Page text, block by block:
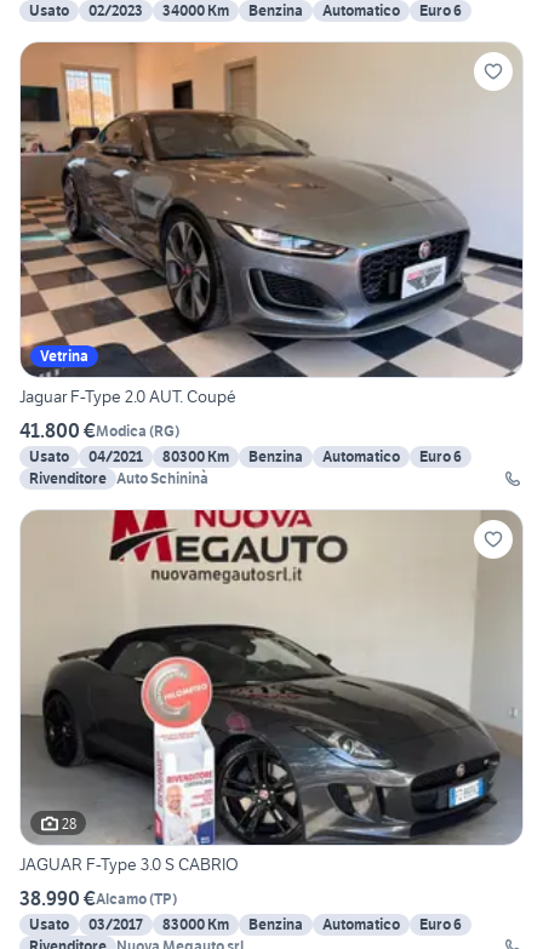
Usato
02/2023 34000 Km Benzina Automatico Euro 6
Vetrina
Jaguar F-Type 2.0 AUT. Coupé
41.800 €Modica (RG)
Usato
04/2021 80300 Km Benzina Automatico
Euro 6
Rivenditore Auto Schininà
28
JAGUAR F-Type 3.0 S CABRIO
38.990 €Alcamo(TP)
Usato
03/2017 83000 Km Benzina Automatico
Euro 6